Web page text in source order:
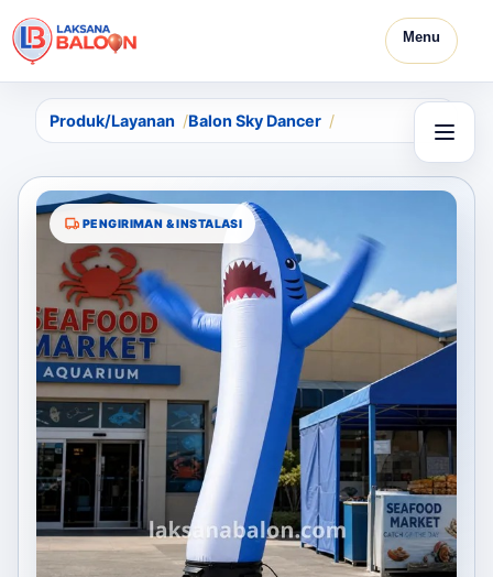
Menu
Produk/Layanan Balon Sky Dancer
PENGIRIMAN & INSTALASI